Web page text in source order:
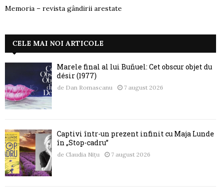
Memoria – revista gândirii arestate
CELE MAI NOI ARTICOLE
Marele final al lui Buñuel: Cet obscur objet du
désir (1977)
de Dan Romascanu 7 august 2026
Captivi într-un prezent infinit cu Maja Lunde
în „Stop-cadru”
de Claudia Nițu 7 august 2026